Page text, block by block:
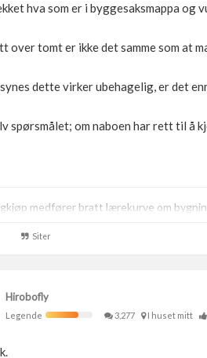
hva som er i byggesaksmappa og
over tomt er ikke det samme som at
synes dette virker ubehagelig, er det
spørsmålet; om naboen har rett til å
medfører bratt lærekurve om
Siter
Hirobofly
Legende
3,277 I huset mitt